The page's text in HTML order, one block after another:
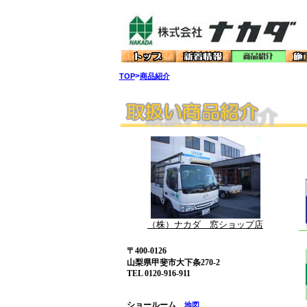
TOP>商品紹介
（株）ナカダ 窓ショップ店
〒400-0126
山梨県甲斐市大下条270-2
TEL 0120-916-911
ショールーム 地図